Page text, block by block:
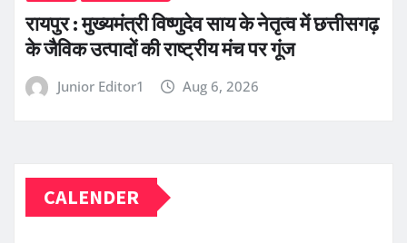
रायपुर : मुख्यमंत्री विष्णुदेव साय के नेतृत्व में छत्तीसगढ़
के जैविक उत्पादों की राष्ट्रीय मंच पर गूंज
Junior Editor1 Aug 6, 2026
CALENDER